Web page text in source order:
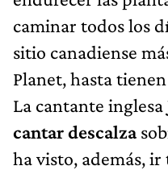
caminar todos los
sitio canadiense
Planet, hasta
La cantante inglesa
cantar descalza
ha visto, además,